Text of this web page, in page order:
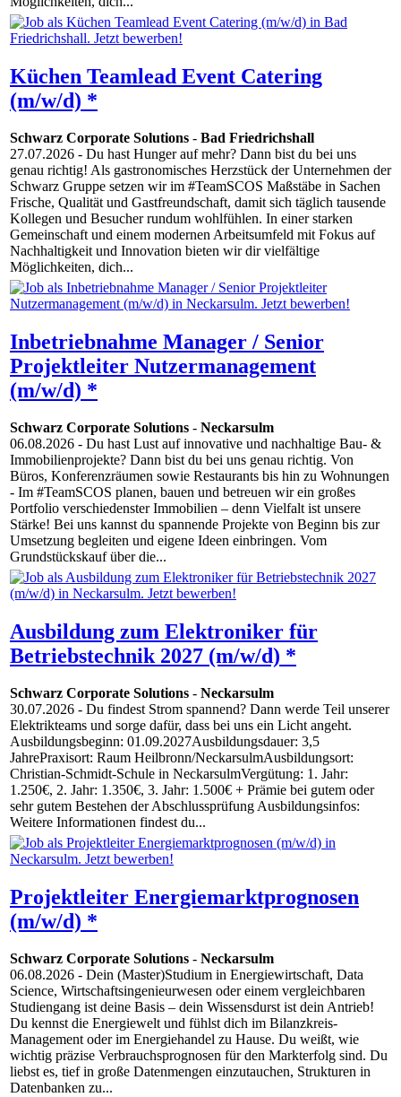
Küchen Teamlead Event Catering
(m/w/d) *
Schwarz Corporate Solutions - Bad Friedrichshall
27.07.2026 - Du hast Hunger auf mehr? Dann bist du bei uns
genau richtig! Als gastronomisches Herzstück der Unternehmen der
Schwarz Gruppe setzen wir im #TeamSCOS Maßstäbe in Sachen
Frische, Qualität und Gastfreundschaft, damit sich täglich tausende
Kollegen und Besucher rundum wohlfühlen. In einer starken
Gemeinschaft und einem modernen Arbeitsumfeld mit Fokus auf
Nachhaltigkeit und Innovation bieten wir dir vielfältige
Möglichkeiten, dich...
Inbetriebnahme Manager / Senior
Projektleiter Nutzermanagement
(m/w/d) *
Schwarz Corporate Solutions - Neckarsulm
06.08.2026 - Du hast Lust auf innovative und nachhaltige Bau- &
Immobilienprojekte? Dann bist du bei uns genau richtig. Von
Büros, Konferenzräumen sowie Restaurants bis hin zu Wohnungen
- Im #TeamSCOS planen, bauen und betreuen wir ein großes
Portfolio verschiedenster Immobilien – denn Vielfalt ist unsere
Stärke! Bei uns kannst du spannende Projekte von Beginn bis zur
Umsetzung begleiten und eigene Ideen einbringen. Vom
Grundstückskauf über die...
Ausbildung zum Elektroniker für
Betriebstechnik 2027 (m/w/d) *
Schwarz Corporate Solutions - Neckarsulm
30.07.2026 - Du findest Strom spannend? Dann werde Teil unserer
Elektrikteams und sorge dafür, dass bei uns ein Licht angeht.
Ausbildungsbeginn: 01.09.2027Ausbildungsdauer: 3,5
JahrePraxisort: Raum Heilbronn/NeckarsulmAusbildungsort:
Christian-Schmidt-Schule in NeckarsulmVergütung: 1. Jahr:
1.250€, 2. Jahr: 1.350€, 3. Jahr: 1.500€ + Prämie bei gutem oder
sehr gutem Bestehen der Abschlussprüfung Ausbildungsinfos:
Weitere Informationen findest du...
Projektleiter Energiemarktprognosen
(m/w/d) *
Schwarz Corporate Solutions - Neckarsulm
06.08.2026 - Dein (Master)Studium in Energiewirtschaft, Data
Science, Wirtschaftsingenieurwesen oder einem vergleichbaren
Studiengang ist deine Basis – dein Wissensdurst ist dein Antrieb!
Du kennst die Energiewelt und fühlst dich im Bilanzkreis-
Management oder im Energiehandel zu Hause. Du weißt, wie
wichtig präzise Verbrauchsprognosen für den Markterfolg sind. Du
liebst es, tief in große Datenmengen einzutauchen, Strukturen in
Datenbanken zu...